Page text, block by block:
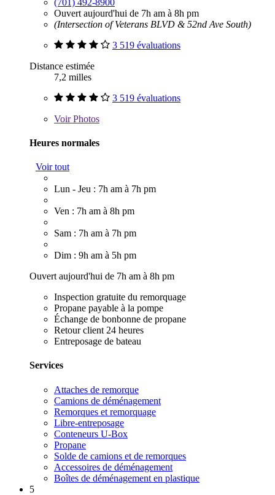
Ouvert aujourd'hui de 7h am à 8h pm
(Intersection of Veterans BLVD & 52nd Ave South)
3 519 évaluations
Distance estimée
7,2 milles
3 519 évaluations
VoirPhotos
Heures normales
Voir tout
Lun - Jeu : 7h am à 7h pm
Ven : 7h am à 8h pm
Sam : 7h am à 7h pm
Dim : 9h am à 5h pm
Ouvert aujourd'hui de 7h am à 8h pm
Inspection gratuite du remorquage
Propane payable à la pompe
Échange de bonbonne de propane
Retour client 24 heures
Entreposage de bateau
Services
Attaches de remorque
Camions de déménagement
Remorques et remorquage
Libre-entreposage
Conteneurs U-Box
Propane
Solde de camions et de remorques
Accessoires de déménagement
Boîtes de déménagement en plastique
5